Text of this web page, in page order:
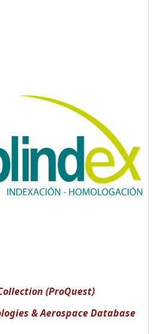
(ProQuest)
& Aerospace Database